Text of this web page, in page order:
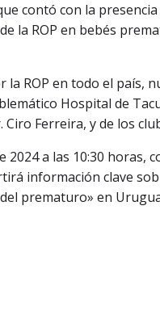
contó con la
la ROP en bebés
ROP en todo el país,
Hospital de
Ferreira, y de los
a las 10:30 horas,
información clave
prematuro» en